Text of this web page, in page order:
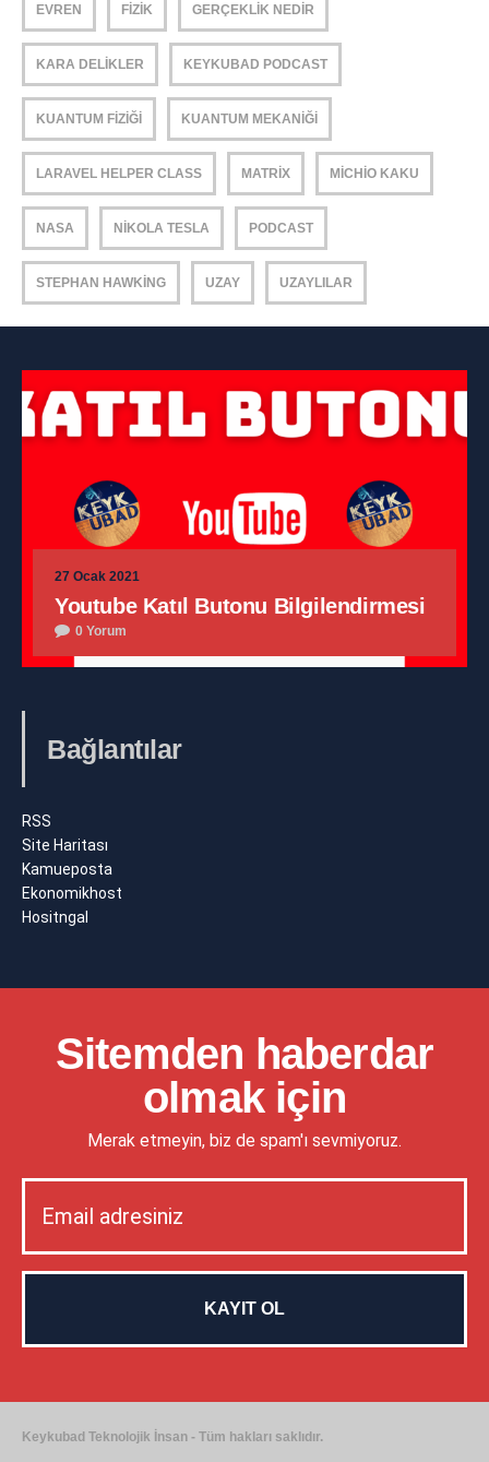
EVREN FIZIK GERÇEKLIK NEDIR
KARA DELIKLER KEYKUBAD PODCAST
KUANTUM FIZIĞI KUANTUM MEKANIĞI
LARAVEL HELPER CLASS MATRIX MICHIO KAKU
NASA NIKOLA TESLA PODCAST
STEPHAN HAWKING UZAY UZAYLILAR
27 Ocak 2021
Youtube Katıl Butonu Bilgilendirmesi
0 Yorum
Bağlantılar
RSS
Site Haritası
Kamueposta
Ekonomikhost
Hositngal
Sitemden haberdar
olmak için
Merak etmeyin, biz de spam'ı sevmiyoruz.
Keykubad Teknolojik İnsan - Tüm hakları saklıdır.